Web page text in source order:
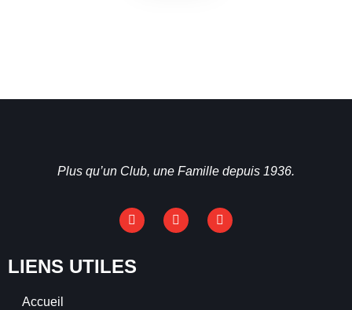
Plus qu’un Club, une Famille depuis 1936.
LIENS UTILES
Accueil